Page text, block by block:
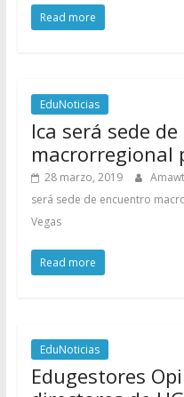
Read more
EduNoticias
Ica será sede
macrorregional
28 marzo, 2019
será sede de encuentro
Vegas
Read more
EduNoticias
Edugestores